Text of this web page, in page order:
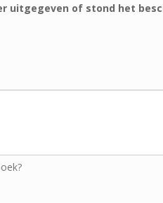
uitgegeven of stond het